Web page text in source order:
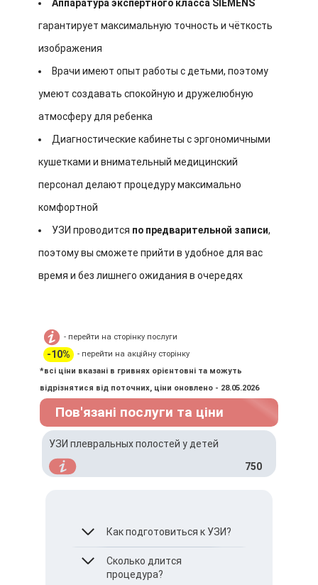
Аппаратура экспертного класса SIEMENS
гарантирует максимальную точность и чёткость
изображения
Врачи имеют опыт работы с детьми, поэтому
умеют создавать спокойную и дружелюбную
атмосферу для ребенка
Диагностические кабинеты с эргономичными
кушетками и внимательный медицинский
персонал делают процедуру максимально
комфортной
УЗИ проводится по предварительной записи,
поэтому вы сможете прийти в удобное для вас
время и без лишнего ожидания в очередях
- перейти на сторінку послуги
-10%
- перейти на акційну сторінку
*всі ціни вказані в гривнях орієнтовні та можуть
відрізнятися від поточних, ціни оновлено - 28.05.2026
Пов'язані послуги та ціни
УЗИ плевральных полостей у детей
750
Как подготовиться к УЗИ?
Особой подготовки не
требуется.
Сколько длится
процедура?